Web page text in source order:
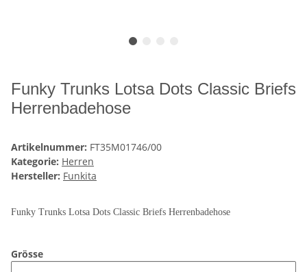
Funky Trunks Lotsa Dots Classic Briefs
Herrenbadehose
Artikelnummer: FT35M01746/00
Kategorie: Herren
Hersteller: Funkita
Funky Trunks Lotsa Dots Classic Briefs Herrenbadehose
Grösse